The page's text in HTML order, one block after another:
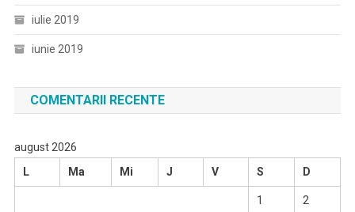
iulie 2019
iunie 2019
COMENTARII RECENTE
august 2026
L
Ma Mi J V S D
1 2